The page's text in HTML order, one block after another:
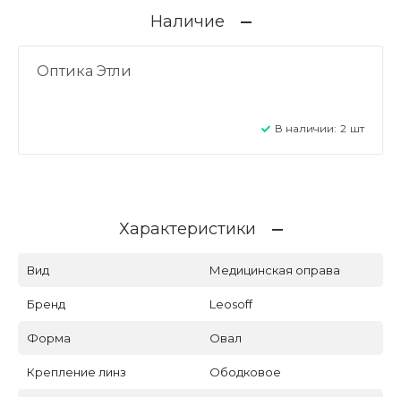
Наличие
Оптика Этли
В наличии: 2 шт
Характеристики
Вид Медицинская оправа
Бренд Leosoff
Форма Овал
Крепление линз Ободковое